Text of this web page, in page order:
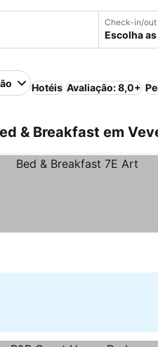
Check-in/out
Escolha
Hotéis Avaliação: 8,0+
& Breakfast em